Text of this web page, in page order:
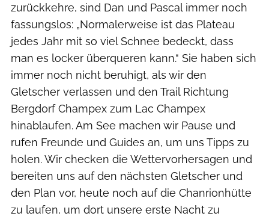
zurückkehre, sind Dan und Pascal immer noch
fassungslos: „Normalerweise ist das Plateau
jedes Jahr mit so viel Schnee bedeckt, dass
man es locker überqueren kann.“ Sie haben sich
immer noch nicht beruhigt, als wir den
Gletscher verlassen und den Trail Richtung
Bergdorf Champex zum Lac Champex
hinablaufen. Am See machen wir Pause und
rufen Freunde und Guides an, um uns Tipps zu
holen. Wir checken die Wettervorhersagen und
bereiten uns auf den nächsten Gletscher und
den Plan vor, heute noch auf die Chanrionhütte
zu laufen, um dort unsere erste Nacht zu